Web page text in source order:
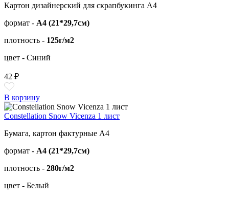
Картон дизайнерский для скрапбукинга А4
формат - А4 (21*29,7см)
плотность - 125г/м2
цвет - Синий
42 ₽
В корзину
Constellation Snow Vicenza 1 лист
Бумага, картон фактурные А4
формат - А4 (21*29,7см)
плотность - 280г/м2
цвет - Белый